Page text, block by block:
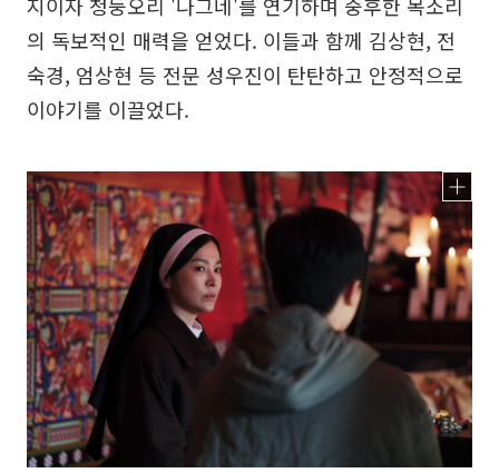
의 독보적인 매력을 얻었다. 이들과 함께 김상현, 전
숙경, 엄상현 등 전문 성우진이 탄탄하고 안정적으로
이야기를 이끌었다.